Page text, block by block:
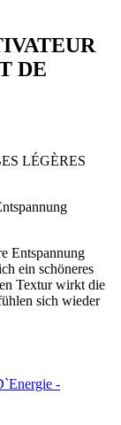
DE
LÉGÈRES
Entspannung
ein schöneres
Textur wirkt die
sich wieder
-